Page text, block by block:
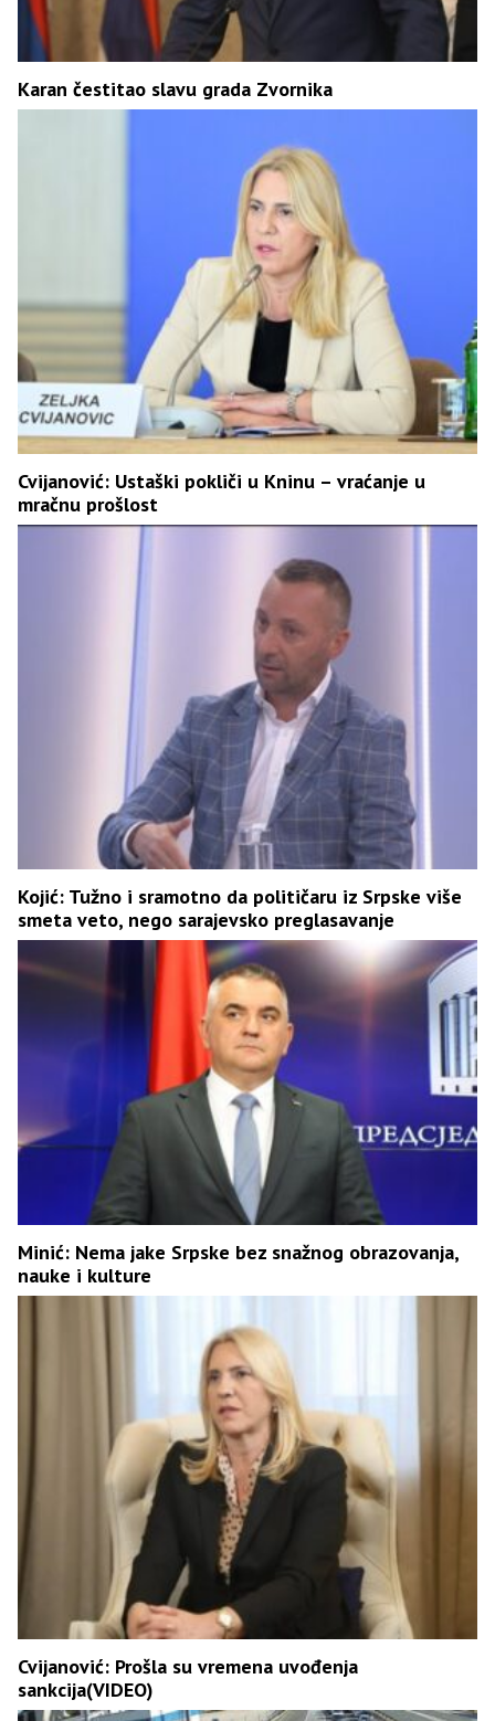
Karan čestitao slavu grada Zvornika
Cvijanović: Ustaški pokliči u Kninu – vraćanje u
mračnu prošlost
Kojić: Tužno i sramotno da političaru iz Srpske više
smeta veto, nego sarajevsko preglasavanje
Minić: Nema jake Srpske bez snažnog obrazovanja,
nauke i kulture
Cvijanović: Prošla su vremena uvođenja
sankcija(VIDEO)